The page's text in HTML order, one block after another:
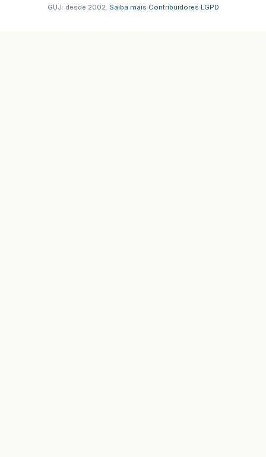
GUJ: desde 2002. Saiba mais Contribuidores LGPD